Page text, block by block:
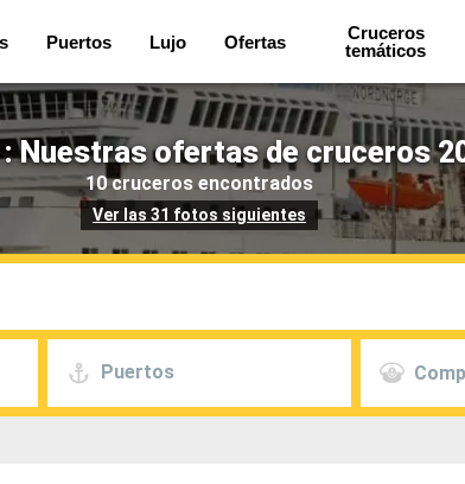
Puertos Lujo Ofertas
Cruceros
temáticos
Nuestras ofertas de cruceros
10 cruceros encontrados
Ver las 31 fotos siguientes
Puertos